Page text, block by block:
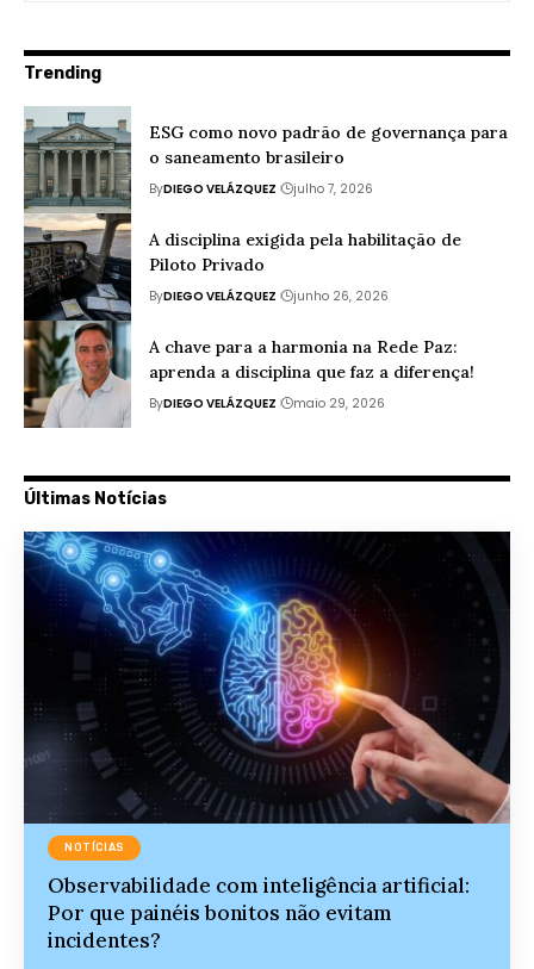
Trending
ESG como novo padrão de governança para
o saneamento brasileiro
ByDIEGO VELÁZQUEZ julho 7, 2026
A disciplina exigida pela habilitação de
Piloto Privado
ByDIEGO VELÁZQUEZ junho 26, 2026
A chave para a harmonia na Rede Paz:
aprenda a disciplina que faz a diferença!
ByDIEGO VELÁZQUEZ maio 29, 2026
Últimas Notícias
NOTÍCIAS
Observabilidade com inteligência artificial:
Por que painéis bonitos não evitam
incidentes?